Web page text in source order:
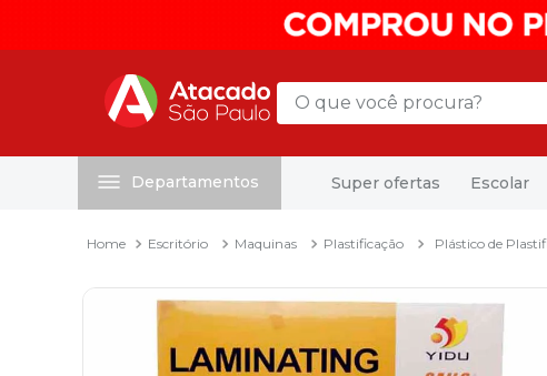
O que você procura?
Departamentos Super ofertas Escolar
Escritório Maquinas Plastificação Plástico de
mala